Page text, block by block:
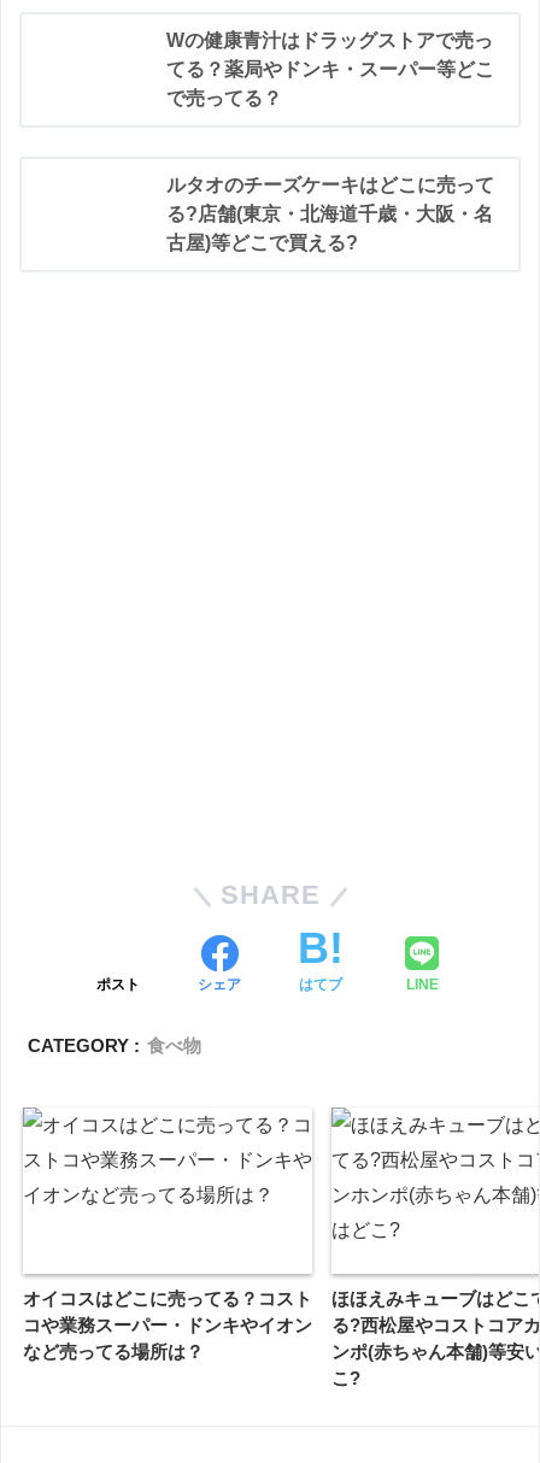
Wの健康青汁はドラッグストアで売っ
てる？薬局やドンキ・スーパー等どこ
で売ってる？
ルタオのチーズケーキはどこに売って
る?店舗(東京・北海道千歳・大阪・名
古屋)等どこで買える?
SHARE
ポスト シェア はてブ LINE
CATEGORY : 食べ物
オイコスはどこに売ってる？コスト
コや業務スーパー・ドンキやイオン
など売ってる場所は？
ほほえみキューブはどこ
る?西松屋やコストコア
ンポ(赤ちゃん本舗)等安
こ?